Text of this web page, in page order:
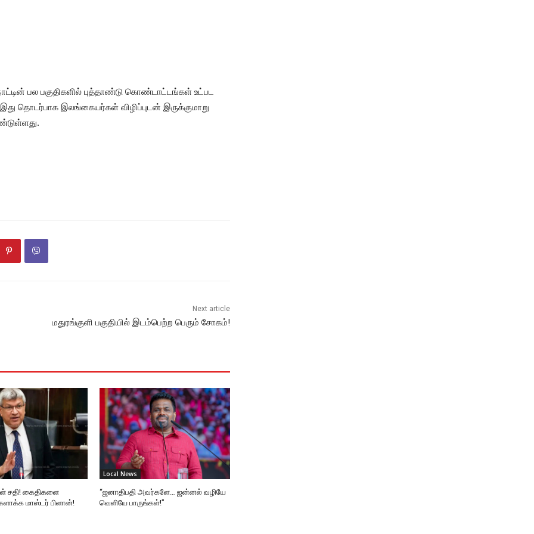
பல பகுதிகளில் புத்தாண்டு கொண்டாட்டங்கள் உட்பட
தொடர்பாக இலங்கையர்கள் விழிப்புடன் இருக்குமாறு
Next article
மதுரங்குளி பகுதியில் இடம்பெற்ற பெரும் சோகம்!
சதி! கைதிகளை
மாஸ்டர் பிளான்!
Local News
“ஜனாதிபதி அவர்களே… ஜன்னல் வழியே
வெளியே பாருங்கள்!”